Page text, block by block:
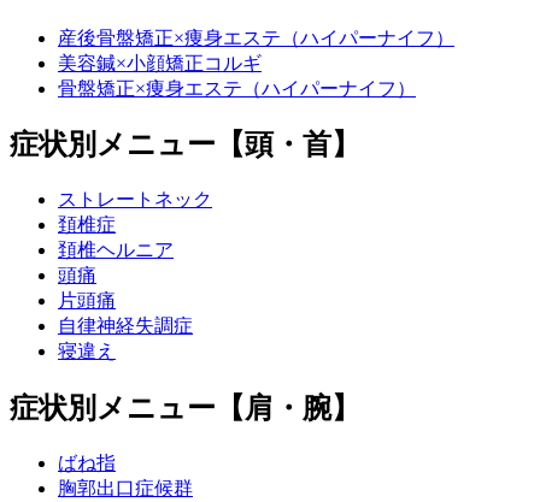
産後骨盤矯正×痩身エステ（ハイパーナイフ）
美容鍼×小顔矯正コルギ
骨盤矯正×痩身エステ（ハイパーナイフ）
症状別メニュー【頭・首】
ストレートネック
頚椎症
頚椎ヘルニア
頭痛
片頭痛
自律神経失調症
寝違え
症状別メニュー【肩・腕】
ばね指
胸郭出口症候群